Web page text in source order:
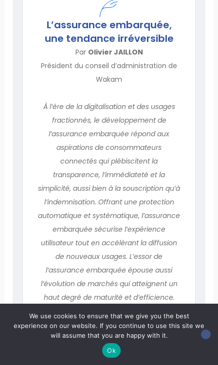
L’assurance embarquée,
une tendance irréversible
Par Olivier JAILLON
Président du conseil d’administration de
Wakam
À l’ère de la digitalisation et des usages
fractionnés, le développement de
l’assurance embarquée répond aux
aspirations de consommateurs
connectés qui plébiscitent la
transparence, l’immédiateté et la
simplicité, aussi bien à la souscription qu’à
l’indemnisation. Offrant une protection
automatique et systématique, l’assurance
embarquée sécurise l’expérience
utilisateur tout en accélérant la diffusion
de nouveaux usages. L’essor de
l’assurance embarquée épouse aussi
l’évolution de marchés qui atteignent un
haut degré de maturité et d’efficience.
services connexes comme la protection
financière ou le financement afin
d’engendrer des revenus additionnels et
We use cookies to ensure that we give you the best
experience on our website. If you continue to use this site we
will assume that you are happy with it.
Ok